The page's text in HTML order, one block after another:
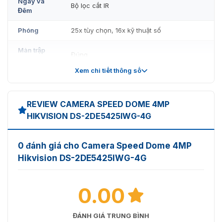
Đêm
Bộ lọc cắt IR
Phóng 25x tùy chọn, 16x kỹ thuật số
Màn trập
Đúng
Tập trung Tự động, bán tự động, thủ công
tiêu cự
4,8 mm đến 120 mm
Xấp xỉ 3,6 giây
Xem chi tiết thông số
REVIEW CAMERA SPEED ​​DOME 4MP
HIKVISION DS-2DE5425IWG-4G
0 đánh giá cho Camera Speed ​​Dome 4MP
Hikvision DS-2DE5425IWG-4G
0.00
ĐÁNH GIÁ TRUNG BÌNH